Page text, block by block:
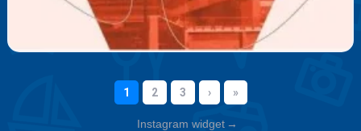
Instagram widget →